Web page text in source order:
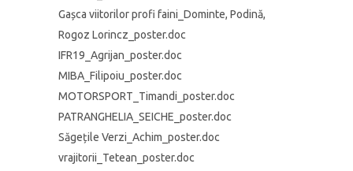
Gașca viitorilor profi faini_Dominte, Podină,
Rogoz Lorincz_poster.doc
IFR19_Agrijan_poster.doc
MIBA_Filipoiu_poster.doc
MOTORSPORT_Timandi_poster.doc
PATRANGHELIA_SEICHE_poster.doc
Săgețile Verzi_Achim_poster.doc
vrajitorii_Tetean_poster.doc